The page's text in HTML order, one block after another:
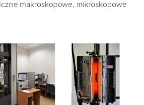
makroskopowe, mikroskopowe